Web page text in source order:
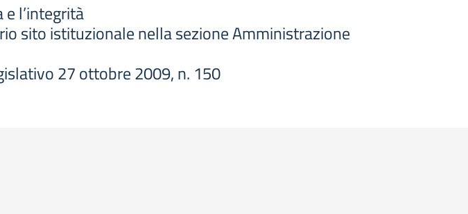
l’integrità
sito istituzionale nella sezione Amministrazione
27 ottobre 2009, n. 150